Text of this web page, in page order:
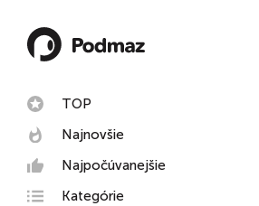
TOP
Najnovšie
Najpočúvanejšie
Kategórie